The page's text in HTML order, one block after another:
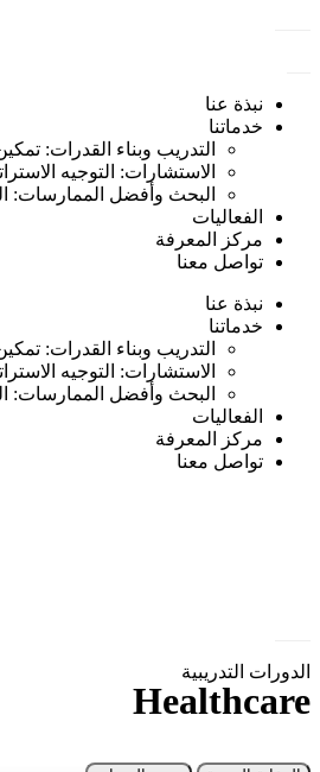
نبذة عنا
خدماتنا
التدريب وبناء القدرات:
الاستشارات: التوجيه
البحث وأفضل الممارسات:
الفعاليات
مركز المعرفة
تواصل معنا
نبذة عنا
خدماتنا
التدريب وبناء القدرات:
الاستشارات: التوجيه
البحث وأفضل الممارسات:
الفعاليات
مركز المعرفة
تواصل معنا
الدورات التدريبية
Healthcare